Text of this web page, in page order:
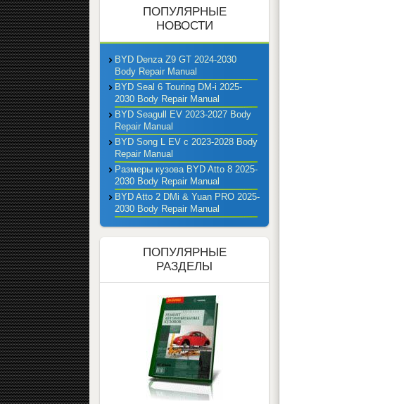
ПОПУЛЯРНЫЕ
НОВОСТИ
BYD Denza Z9 GT 2024-2030
Body Repair Manual
BYD Seal 6 Touring DM-i 2025-
2030 Body Repair Manual
BYD Seagull EV 2023-2027 Body
Repair Manual
BYD Song L EV с 2023-2028 Body
Repair Manual
Размеры кузова BYD Atto 8 2025-
2030 Body Repair Manual
BYD Atto 2 DMi & Yuan PRO 2025-
2030 Body Repair Manual
ПОПУЛЯРНЫЕ
РАЗДЕЛЫ